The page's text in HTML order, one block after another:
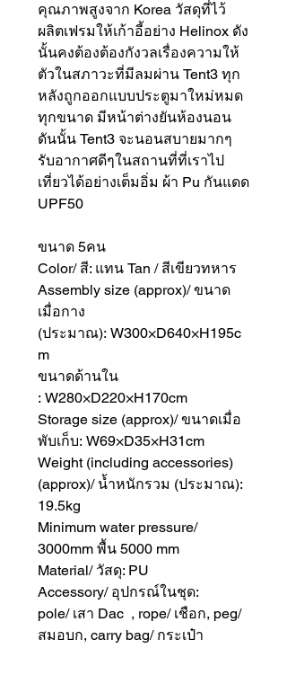
คุณภาพสูงจาก Korea วัสดุที่ไว้
ผลิตเฟรมให้เก้าอี้อย่าง Helinox ดัง
นั้นคงต้องต้องกังวลเรื่องความให้
ตัวในสภาวะที่มีลมผ่าน Tent3 ทุก
หลังถูกออกแบบประตูมาใหม่หมด
ทุกขนาด มีหน้าต่างยันห้องนอน
ดันนั้น Tent3 จะนอนสบายมากๆ
รับอากาศดีๆในสถานที่ที่เราไป
เที่ยวได้อย่างเต็มอิ่ม ผ้า Pu กันแดด
UPF50
ขนาด 5คน
Color/ สี: แทน Tan / สีเขียวทหาร
Assembly size (approx)/ ขนาด
เมื่อกาง
(ประมาณ): W300×D640×H195c
m
ขนาดด้านใน
: W280×D220×H170cm
Storage size (approx)/ ขนาดเมื่อ
พับเก็บ: W69×D35×H31cm
Weight (including accessories)
(approx)/ น้ำหนักรวม (ประมาณ):
19.5kg
Minimum water pressure/
3000mm พื้น 5000 mm
Material/ วัสดุ: PU
Accessory/ อุปกรณ์ในชุด:
pole/ เสา Dac , rope/ เชือก, peg/
สมอบก, carry bag/ กระเป๋า